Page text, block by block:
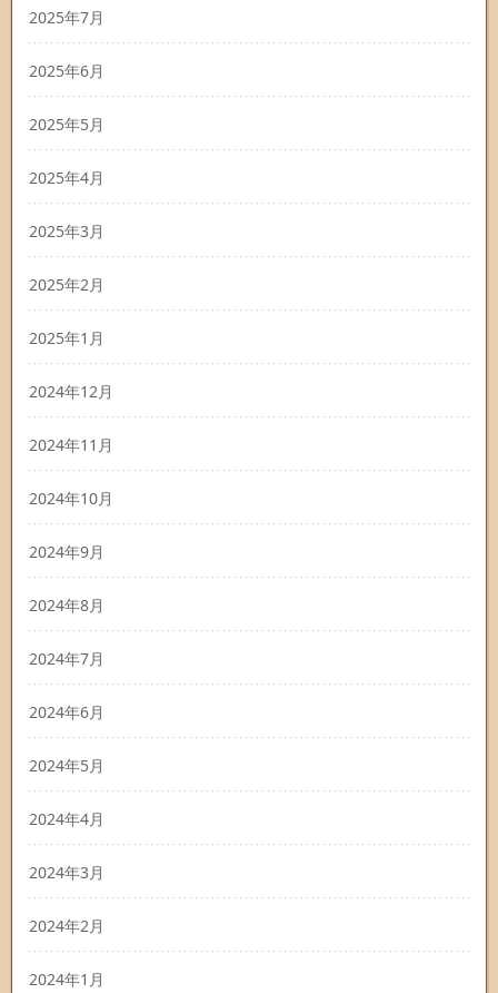
2025年7月
2025年6月
2025年5月
2025年4月
2025年3月
2025年2月
2025年1月
2024年12月
2024年11月
2024年10月
2024年9月
2024年8月
2024年7月
2024年6月
2024年5月
2024年4月
2024年3月
2024年2月
2024年1月